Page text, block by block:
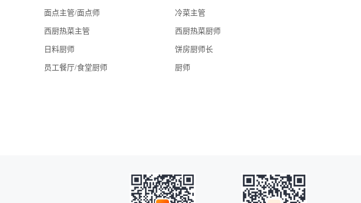
面点主管/面点师 冷菜主管
西厨热菜主管 西厨热菜厨师
日料厨师 饼房厨师长
员工餐厅/食堂厨师 厨师
无锡酒店招聘
扬州酒店招聘